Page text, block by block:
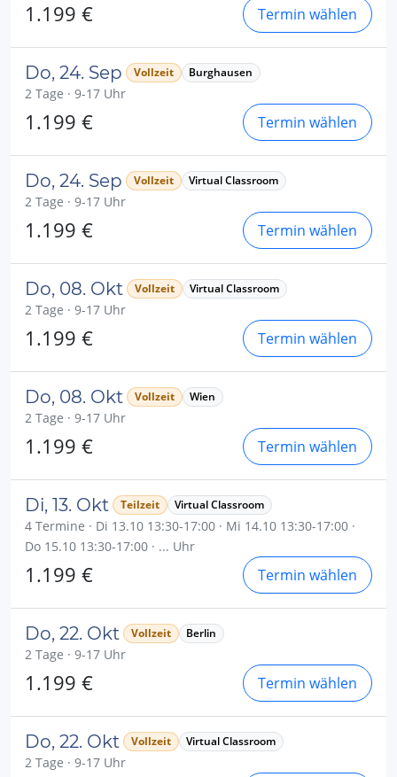
1.199 € Termin wählen
Do, 24. Sep Vollzeit Burghausen
2 Tage · 9-17 Uhr
1.199 € Termin wählen
Do, 24. Sep Vollzeit Virtual Classroom
2 Tage · 9-17 Uhr
1.199 € Termin wählen
Do, 08. Okt Vollzeit Virtual Classroom
2 Tage · 9-17 Uhr
1.199 € Termin wählen
Do, 08. Okt Vollzeit Wien
2 Tage · 9-17 Uhr
1.199 € Termin wählen
Di, 13. Okt Teilzeit Virtual Classroom
4 Termine · Di 13.10 13:30-17:00 · Mi 14.10 13:30-17:00 ·
Do 15.10 13:30-17:00 · ... Uhr
1.199 € Termin wählen
Do, 22. Okt Vollzeit Berlin
2 Tage · 9-17 Uhr
1.199 € Termin wählen
Do, 22. Okt Vollzeit Virtual Classroom
2 Tage · 9-17 Uhr